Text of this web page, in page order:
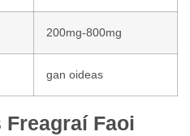
200mg-800mg
gan oideas
Freagraí Faoi